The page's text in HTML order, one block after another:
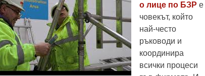
о лице по БЗР е
човекът, който
най-често
ръководи и
координира
всички процеси